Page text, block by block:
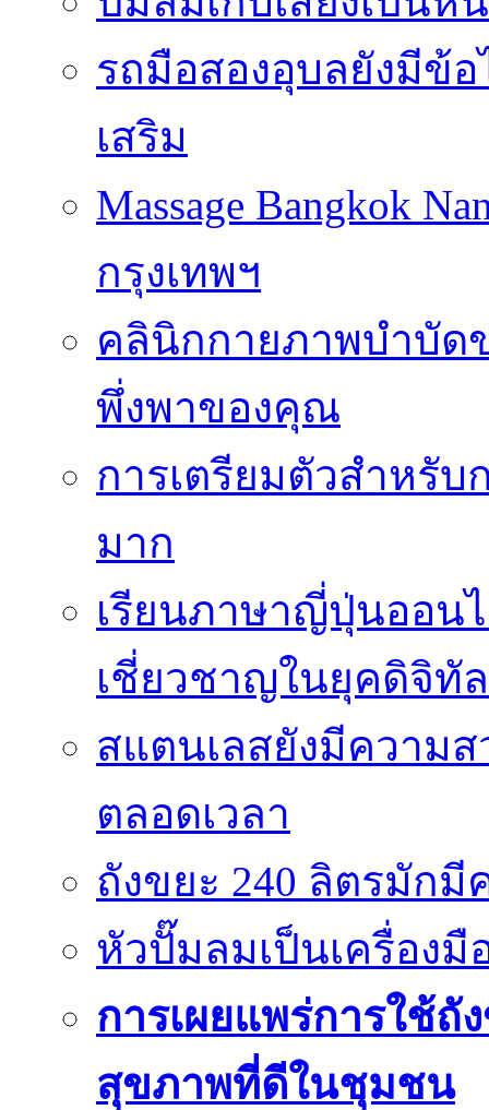
รถมือสองอุบลยังมีข้อ
เสริม
Massage Bangkok
กรุงเทพฯ
คลินิกกายภาพบำบัด
พึ่งพาของคุณ
การเตรียมตัวสำหรั
มาก
เรียนภาษาญี่ปุ่นออน
เชี่ยวชาญในยุคดิจิทัล
สแตนเลสยังมีความ
ตลอดเวลา
ถังขยะ 240 ลิตรมัก
หัวปั๊มลมเป็นเครื่องมื
การเผยแพร่การใช้ถั
สุขภาพที่ดีในชุมชน